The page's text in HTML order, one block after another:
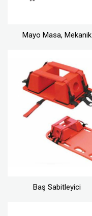
Mayo Masa, Mekanik
Baş Sabitleyici